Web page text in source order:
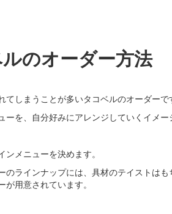
のオーダー方法
てしまうことが多いタコベルのオーダーで
ーを、自分好みにアレンジしていくイメー
ンメニューを決めます。
のラインナップには、具材のテイストは
が用意されています。